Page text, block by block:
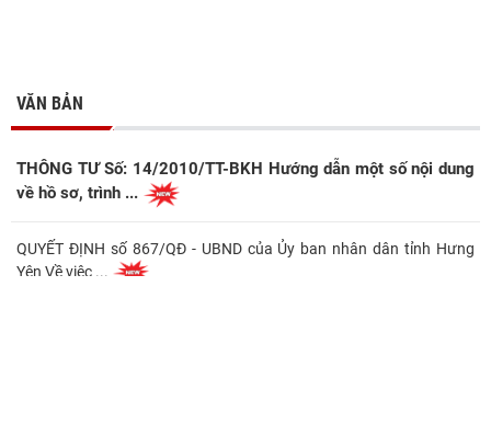
VĂN BẢN
THÔNG TƯ Số: 14/2010/TT-BKH Hướng dẫn một số nội dung
về hồ sơ, trình ...
QUYẾT ĐỊNH số 867/QĐ - UBND của Ủy ban nhân dân tỉnh Hưng
Yên Về việc ...